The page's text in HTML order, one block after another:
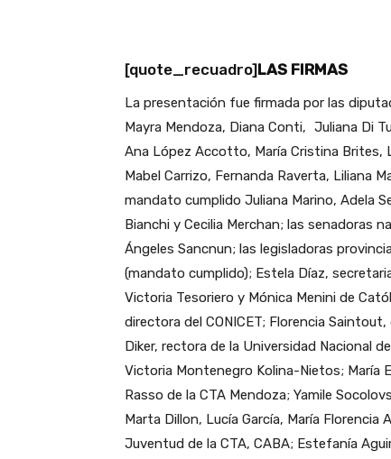
[quote_recuadro]LAS FIRMAS
La presentación fue firmada por las
Mayra Mendoza, Diana Conti, Juliana Di
Ana López Accotto, María Cristina Brites,
Mabel Carrizo, Fernanda Raverta, Liliana
mandato cumplido Juliana Marino, Adela
Bianchi y Cecilia Merchan; las senadoras
Ángeles Sancnun; las legisladoras
(mandato cumplido); Estela Díaz,
Victoria Tesoriero y Mónica Menini de
directora del CONICET; Florencia
Diker, rectora de la Universidad Nacional
Victoria Montenegro Kolina-Nietos; María
Rasso de la CTA Mendoza; Yamile
Marta Dillon, Lucía García, María
Juventud de la CTA, CABA; Estefanía